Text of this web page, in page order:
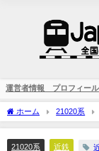
運営者情報 プロフィール
ホーム 21020系
が名伊特急で運転 約6年
21020系 近鉄